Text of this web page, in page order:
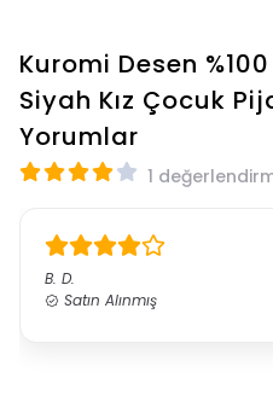
Kuromi Desen
Siyah Kız Çocuk
Yorumlar
1
B. D.
Satın Alınmış